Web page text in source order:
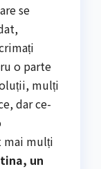
se
o parte
mulți
dar ce-
mai mulți
un